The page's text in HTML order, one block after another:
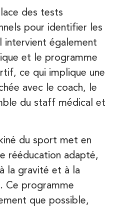
des tests
pour identifier les
intervient également
et le programme
ce qui implique une
avec le coach, le
du staff médical et
du sport met en
rééducation adapté,
la gravité et à la
Ce programme
que possible,
75116 Paris
75116 Paris
75015 Paris
75015 Paris